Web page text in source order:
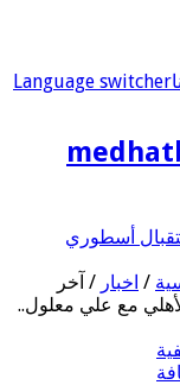
Language switcher
أسطوري
/ اخبار / آخر
مع علي معلول..